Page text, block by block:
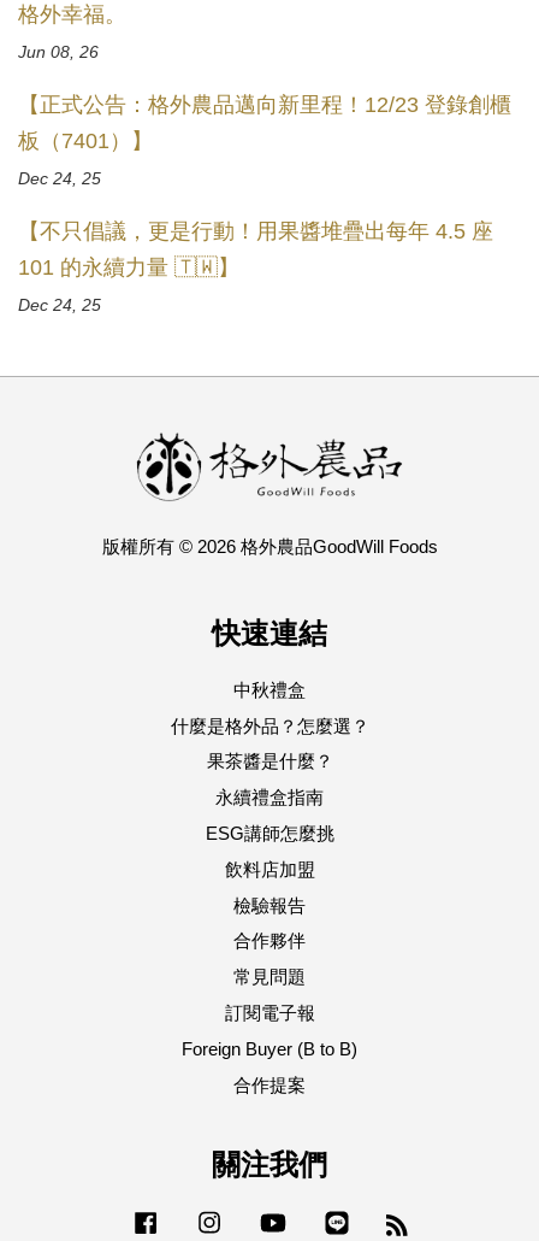
格外幸福。
Jun 08, 26
【正式公告：格外農品邁向新里程！12/23 登錄創櫃
板（7401）】
Dec 24, 25
【不只倡議，更是行動！用果醬堆疊出每年 4.5 座
101 的永續力量 🇹🇼】
Dec 24, 25
版權所有 © 2026 格外農品GoodWill Foods
快速連結
中秋禮盒
什麼是格外品？怎麼選？
果茶醬是什麼？
永續禮盒指南
ESG講師怎麼挑
飲料店加盟
檢驗報告
合作夥伴
常見問題
訂閱電子報
Foreign Buyer (B to B)
合作提案
關注我們
Facebook Instagram YouTube